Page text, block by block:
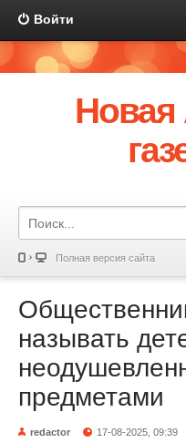
Войти
Новая
Полная версия сайта
называть
предметами
redactor 17-08-2025, 09:39